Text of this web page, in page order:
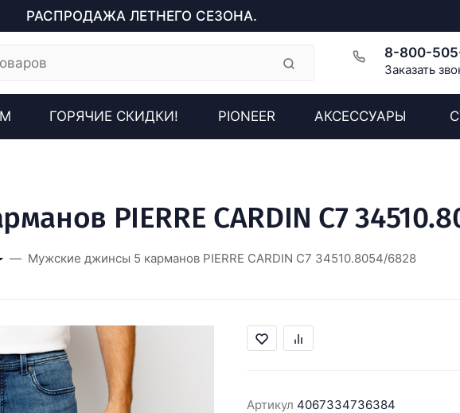
РАСПРОДАЖА ЛЕТНЕГО СЕЗОНА.
8-800-
Заказать
ГОРЯЧИЕ СКИДКИ! PIONEER АКСЕССУАРЫ
PIERRE CARDIN C7
Мужские джинсы 5 карманов PIERRE CARDIN C7 34510.8054/6828
Артикул 4067334736384